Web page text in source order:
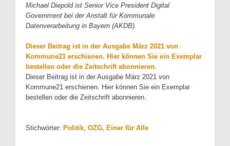
Michael Diepold ist Senior Vice President Digital
Government bei der Anstalt für Kommunale
Datenverarbeitung in Bayern (AKDB).
Dieser Beitrag ist in der Ausgabe März 2021 von
Kommune21 erschienen. Hier können Sie ein Exemplar
bestellen oder die Zeitschrift abonnieren.
Dieser Beitrag ist in der Ausgabe März 2021 von
Kommune21 erschienen. Hier können Sie ein Exemplar
bestellen oder die Zeitschrift abonnieren.
Stichwörter: Politik, OZG, Einer für Alle